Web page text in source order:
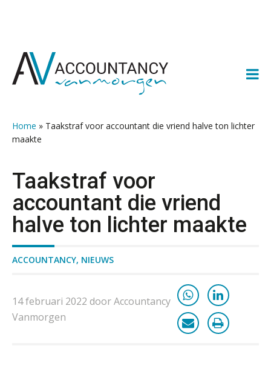
naar
naar
naar
naar
Home » Taakstraf voor accountant die vriend halve ton lichter
maakte
Taakstraf voor
accountant die vriend
halve ton lichter maakte
ACCOUNTANCY, NIEUWS
14 februari 2022 door Accountancy
Vanmorgen